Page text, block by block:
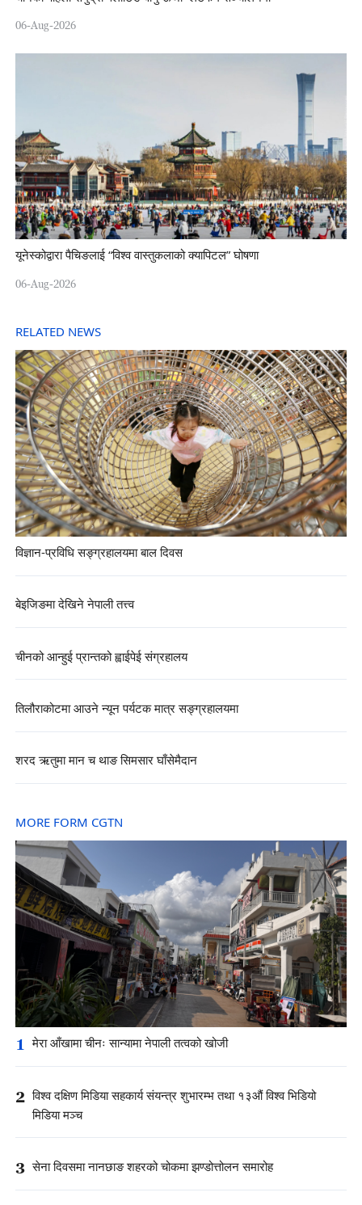
06-Aug-2026
यूनेस्कोद्वारा पैचिङलाई “विश्व वास्तुकलाको क्यापिटल” घोषणा
06-Aug-2026
RELATED NEWS
विज्ञान-प्रविधि सङ्ग्रहालयमा बाल दिवस
बेइजिङमा देखिने नेपाली तत्त्व
चीनको आन्हुई प्रान्तको ह्वाईपेई संग्रहालय
तिलौराकोटमा आउने न्यून पर्यटक मात्र सङ्ग्रहालयमा
शरद ऋतुमा मान च थाङ सिमसार घाँसेमैदान
MORE FORM CGTN
1 मेरा आँखामा चीनः सान्यामा नेपाली तत्वको खोजी
2 विश्व दक्षिण मिडिया सहकार्य संयन्त्र शुभारम्भ तथा १३औं विश्व भिडियो
मिडिया मञ्च
3 सेना दिवसमा नानछाङ शहरको चोकमा झण्डोत्तोलन समारोह